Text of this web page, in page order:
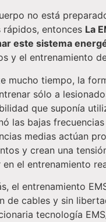
no está
rápidos, entonces La
este sistema
y el entrenamiento
mucho tiempo, la
sólo a
que suponía
las bajas
medias actúan
y crean una
en el entrenamiento
el entrenamiento
de cables y sin
tecnología